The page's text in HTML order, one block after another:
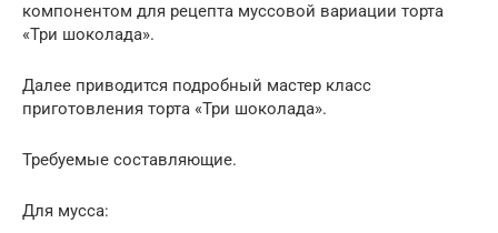
компонентом для рецепта муссовой вариации торта
«Три шоколада».
Далее приводится подробный мастер класс
приготовления торта «Три шоколада».
Требуемые составляющие.
Для мусса: